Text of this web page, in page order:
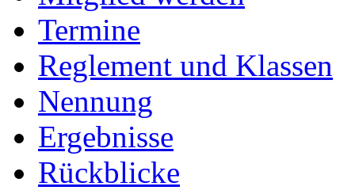
Termine
Reglement und Klassen
Nennung
Ergebnisse
Rückblicke